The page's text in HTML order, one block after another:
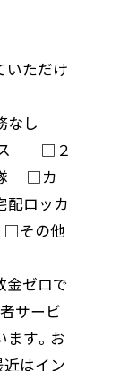
ただけ
なし
ス □２
□カ
ロッカ
その他
金ゼロで
サービ
ます。お
はイン